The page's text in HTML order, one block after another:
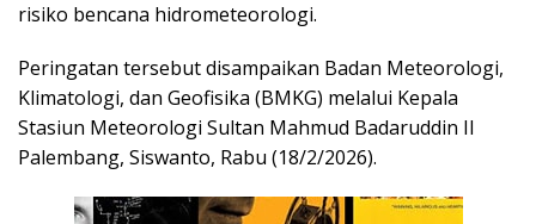
risiko bencana hidrometeorologi.
Peringatan tersebut disampaikan Badan Meteorologi,
Klimatologi, dan Geofisika (BMKG) melalui Kepala
Stasiun Meteorologi Sultan Mahmud Badaruddin II
Palembang, Siswanto, Rabu (18/2/2026).